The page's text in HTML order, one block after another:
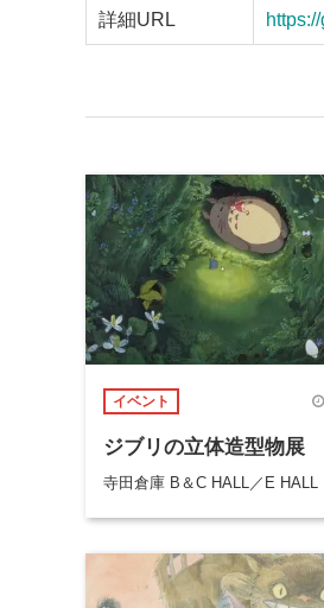
詳細URL
イベント
ジブリの立体造型物展
寺田倉庫 B＆C HALL／E HALL